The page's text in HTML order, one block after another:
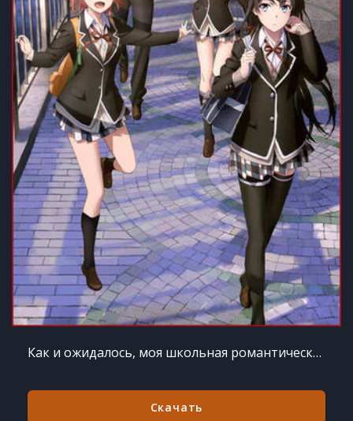
Как и ожидалось, моя школьная романтическая жизнь не удалась 2 сезон 13 серий из 13
Скачать